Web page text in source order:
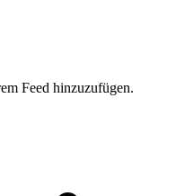
Feed hinzuzufügen.